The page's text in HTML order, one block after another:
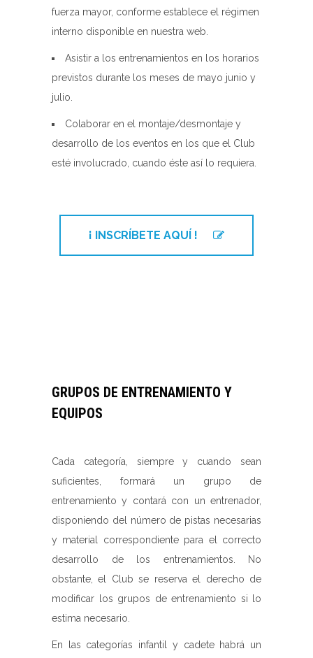
fuerza mayor, conforme establece el régimen
interno disponible en nuestra web.
Asistir a los entrenamientos en los horarios
previstos durante los meses de mayo junio y
julio.
Colaborar en el montaje/desmontaje y
desarrollo de los eventos en los que el Club
esté involucrado, cuando éste así lo requiera.
¡ INSCRÍBETE AQUÍ !
GRUPOS DE ENTRENAMIENTO Y
EQUIPOS
Cada categoría, siempre y cuando sean
suficientes, formará un grupo de
entrenamiento y contará con un entrenador,
disponiendo del número de pistas necesarias
y material correspondiente para el correcto
desarrollo de los entrenamientos. No
obstante, el Club se reserva el derecho de
modificar los grupos de entrenamiento si lo
estima necesario.
En las categorías infantil y cadete habrá un